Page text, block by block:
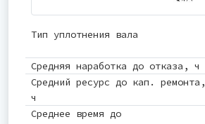
Тип уплотнения вала
Средняя наработка до отказа, ч
Средний ресурс до кап. ремонта,
ч
Среднее время до